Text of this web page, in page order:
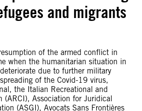
and migrants
of the armed conflict in
when the humanitarian situation in
due to further military
of the Covid-19 virus,
the Italian Recreational and
(ARCI), Association for Juridical
(ASGI), Avocats Sans Frontières